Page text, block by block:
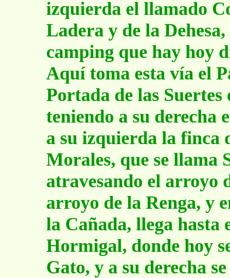
izquierda el llamado
Ladera y de la
camping que hay hoy
Aquí toma esta vía el
Portada de las
teniendo a su derecha
a su izquierda la finca
Morales, que se llama
atravesando el arroyo
arroyo de la Renga, y
la Cañada, llega hasta
Hormigal, donde hoy
Gato, y a su derecha